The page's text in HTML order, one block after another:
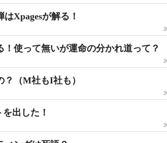
Xpagesが解る！
使って無いが運命の分かれ道って？
（M社もI社も）
出した！